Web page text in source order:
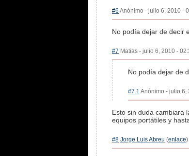
#6 Anónimo - julio 6, 2010 -
No podía dejar de decir
#7 Matias - julio 6, 2010 -
No podía dejar de
#7.1 Anónimo - julio 6,
Esto sin duda cambiara
equipos portátiles y
#8 Jorge Luis Abreu (enlace)